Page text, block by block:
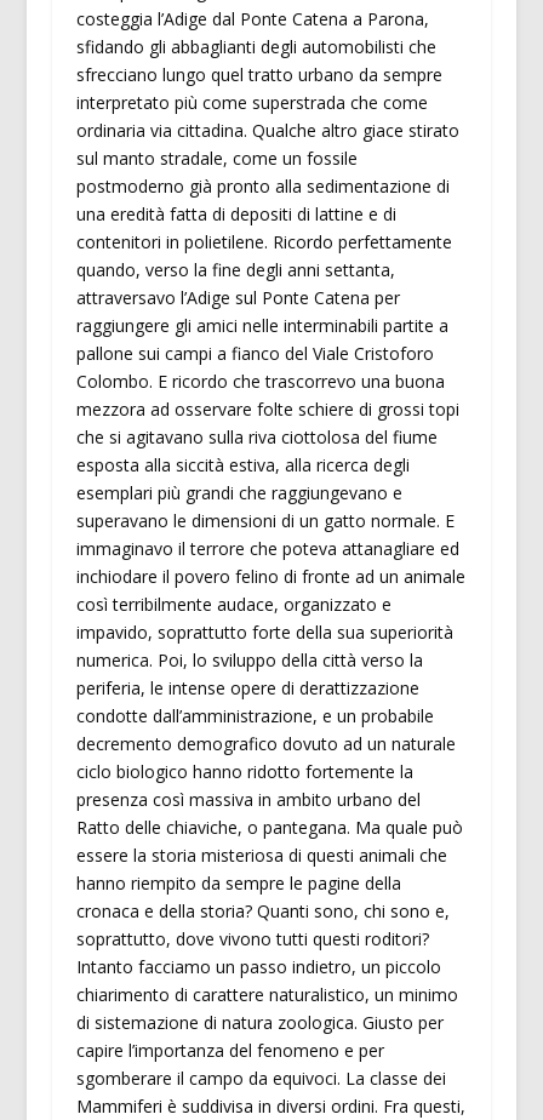
costeggia l’Adige dal Ponte Catena a Parona,
sfidando gli abbaglianti degli automobilisti che
sfrecciano lungo quel tratto urbano da sempre
interpretato più come superstrada che come
ordinaria via cittadina. Qualche altro giace stirato
sul manto stradale, come un fossile
postmoderno già pronto alla sedimentazione di
una eredità fatta di depositi di lattine e di
contenitori in polietilene. Ricordo perfettamente
quando, verso la fine degli anni settanta,
attraversavo l’Adige sul Ponte Catena per
raggiungere gli amici nelle interminabili partite a
pallone sui campi a fianco del Viale Cristoforo
Colombo. E ricordo che trascorrevo una buona
mezzora ad osservare folte schiere di grossi topi
che si agitavano sulla riva ciottolosa del fiume
esposta alla siccità estiva, alla ricerca degli
esemplari più grandi che raggiungevano e
superavano le dimensioni di un gatto normale. E
immaginavo il terrore che poteva attanagliare ed
inchiodare il povero felino di fronte ad un animale
così terribilmente audace, organizzato e
impavido, soprattutto forte della sua superiorità
numerica. Poi, lo sviluppo della città verso la
periferia, le intense opere di derattizzazione
condotte dall’amministrazione, e un probabile
decremento demografico dovuto ad un naturale
ciclo biologico hanno ridotto fortemente la
presenza così massiva in ambito urbano del
Ratto delle chiaviche, o pantegana. Ma quale può
essere la storia misteriosa di questi animali che
hanno riempito da sempre le pagine della
cronaca e della storia? Quanti sono, chi sono e,
soprattutto, dove vivono tutti questi roditori?
Intanto facciamo un passo indietro, un piccolo
chiarimento di carattere naturalistico, un minimo
di sistemazione di natura zoologica. Giusto per
capire l’importanza del fenomeno e per
sgomberare il campo da equivoci. La classe dei
Mammiferi è suddivisa in diversi ordini. Fra questi,